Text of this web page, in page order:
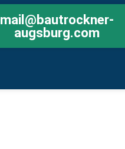
mail@bautrockner-
augsburg.com